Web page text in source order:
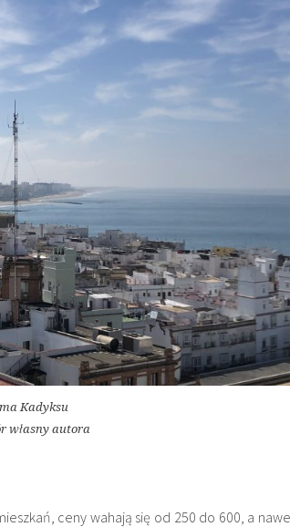
Kadyksu
własny autora
ceny wahają się od 250 do 600, a